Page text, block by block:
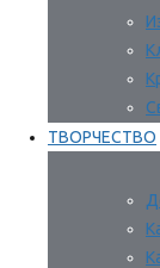
ТВОРЧЕСТВО